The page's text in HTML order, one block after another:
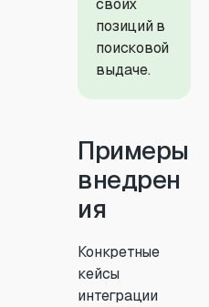
своих
позиций в
поисковой
выдаче.
Примеры
внедрен
ия
Конкретные
кейсы
интеграции